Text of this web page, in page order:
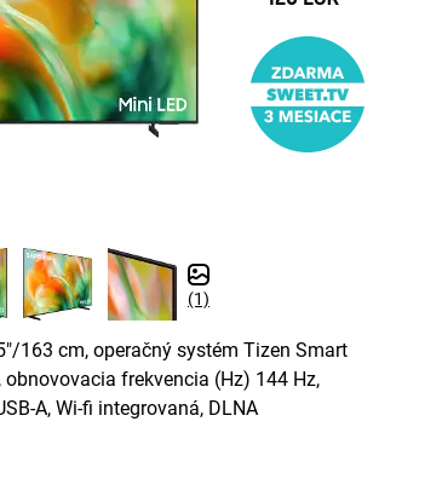
(1)
163 cm, operačný systém Tizen Smart
obnovovacia frekvencia (Hz) 144 Hz,
A, Wi-fi integrovaná, DLNA